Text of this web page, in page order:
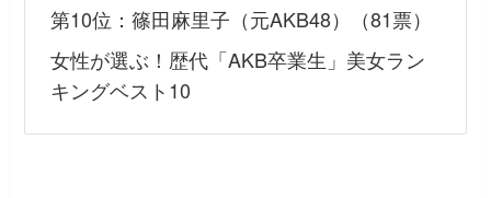
第10位：篠田麻里子（元AKB48）（81票）
女性が選ぶ！歴代「AKB卒業生」美女ラン
キングベスト10